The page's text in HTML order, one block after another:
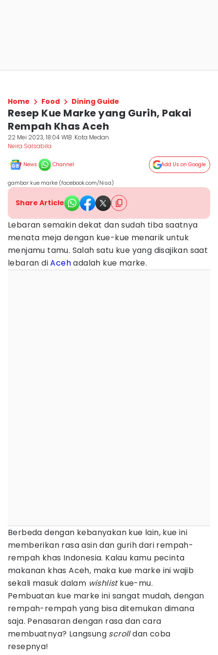
Home Food Dining Guide
Resep Kue Marke yang Gurih, Pakai
Rempah Khas Aceh
22 Mei 2023, 18:04 WIB Kota Medan
Neira Salsabila
News Channel Add Us on Google
gambar kue marke (facebook.com/Nisa)
Share Article
Lebaran semakin dekat dan sudah tiba saatnya
menata meja dengan kue-kue menarik untuk
menjamu tamu. Salah satu kue yang disajikan saat
lebaran diAcehadalah kue marke.
Berbeda dengan kebanyakan kue lain, kue ini
memberikan rasa asin dan gurih dari rempah-
rempah khas Indonesia. Kalau kamu pecinta
makanan khas Aceh, maka kue marke ini wajib
sekali masuk dalam wishlistkue-mu.
Pembuatan kue marke ini sangat mudah, dengan
rempah-rempah yang bisa ditemukan dimana
saja. Penasaran dengan rasa dan cara
membuatnya? Langsung scrolldan coba
resepnya!